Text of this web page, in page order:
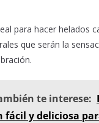
para hacer helados
que serán la
te interese:
fácil y deliciosa